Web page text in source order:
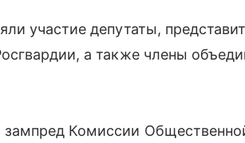
участие депутаты,
а также члены
Комиссии